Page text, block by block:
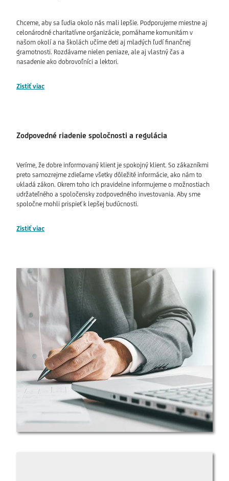
Chceme, aby sa ľudia okolo nás mali lepšie. Podporujeme miestne aj
celonárodné charitatívne organizácie, pomáhame komunitám v
našom okolí a na školách učíme deti aj mladých ľudí finančnej
gramotnosti. Rozdávame nielen peniaze, ale aj vlastný čas a
nasadenie ako dobrovoľníci a lektori.
Zistiť viac
Zodpovedné riadenie spoločnosti a regulácia
Veríme, že dobre informovaný klient je spokojný klient. So zákazníkmi
preto samozrejme zdieľame všetky dôležité informácie, ako nám to
ukladá zákon. Okrem toho ich pravidelne informujeme o možnostiach
udržateľného a spoločensky zodpovedného investovania. Aby sme
spoločne mohli prispieť k lepšej budúcnosti.
Zistiť viac